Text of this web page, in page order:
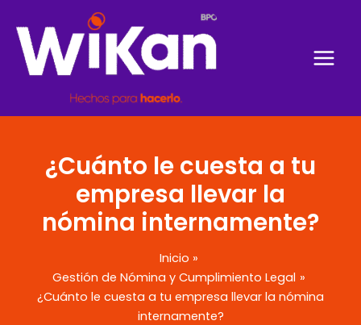
contenido
¿Cuánto le cuesta a tu
empresa llevar la
nómina internamente?
Inicio
Gestión de Nómina y Cumplimiento Legal
¿Cuánto le cuesta a tu empresa llevar la nómina
internamente?